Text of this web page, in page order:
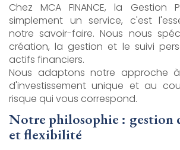
Chez MCA FINANCE, la Gestion
simplement un service, c'est
notre savoir-faire. Nous nous
création, la gestion et le suivi
actifs financiers.
Nous adaptons notre approche
d'investissement unique et au
risque qui vous correspond.
Notre philosophie : gestion
et flexibilité